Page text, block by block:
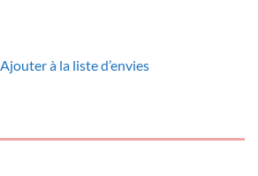
Ajouter à la liste d’envies